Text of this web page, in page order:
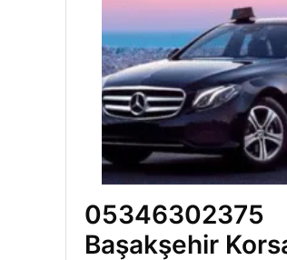
05346302375
Başakşehir